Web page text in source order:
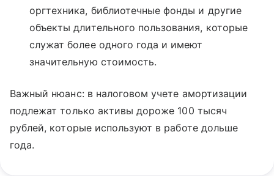
оргтехника, библиотечные фонды и другие
объекты длительного пользования, которые
служат более одного года и имеют
значительную стоимость.
Важный нюанс: в налоговом учете амортизации
подлежат только активы дороже 100 тысяч
рублей, которые используют в работе дольше
года.